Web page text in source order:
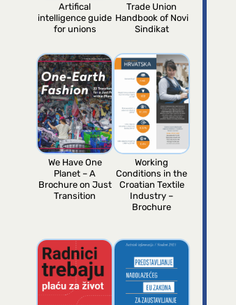
Artifical
intelligence guide
for unions
Trade Union
Handbook of Novi
Sindikat
We Have One
Planet – A
Brochure on Just
Transition
Working
Conditions in the
Croatian Textile
Industry –
Brochure